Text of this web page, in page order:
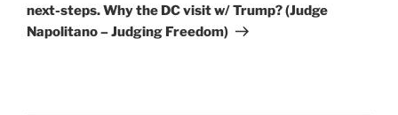
next-steps. Why the DC visit w/ Trump? (Judge
Napolitano – Judging Freedom)